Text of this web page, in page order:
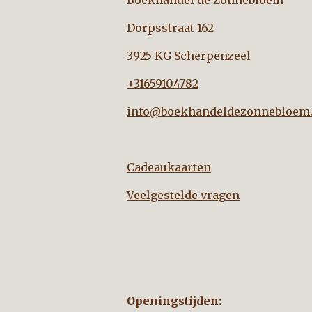
Dorpsstraat 162
3925 KG Scherpenzeel
+31659104782
Cadeaukaarten
Veelgestelde vragen
Openingstijden: